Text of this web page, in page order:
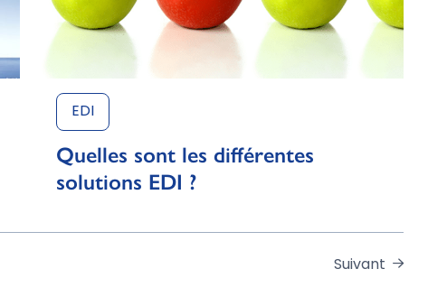
EDI
Quelles sont les différentes
solutions EDI ?
Suivant